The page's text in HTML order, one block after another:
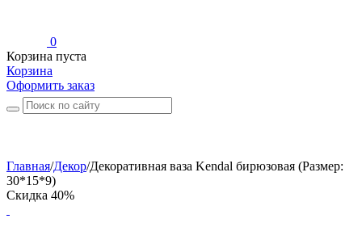
0
Корзина пуста
Корзина
Оформить заказ
Главная/Декор/Декоративная ваза Kendal бирюзовая (Размер:
30*15*9)
Скидка 40%